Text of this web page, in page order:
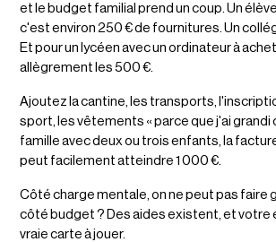
et le budget familial prend un coup. Un
c'est environ 250 € de fournitures. Un
Et pour un lycéen avec un ordinateur à
allègrement les 500 €.
Ajoutez la cantine, les transports,
sport, les vêtements « parce que j'ai grandi
famille avec deux ou trois enfants, la
peut facilement atteindre 1 000 €.
Côté charge mentale, on ne peut pas faire
côté budget ? Des aides existent, et votre
vraie carte à jouer.